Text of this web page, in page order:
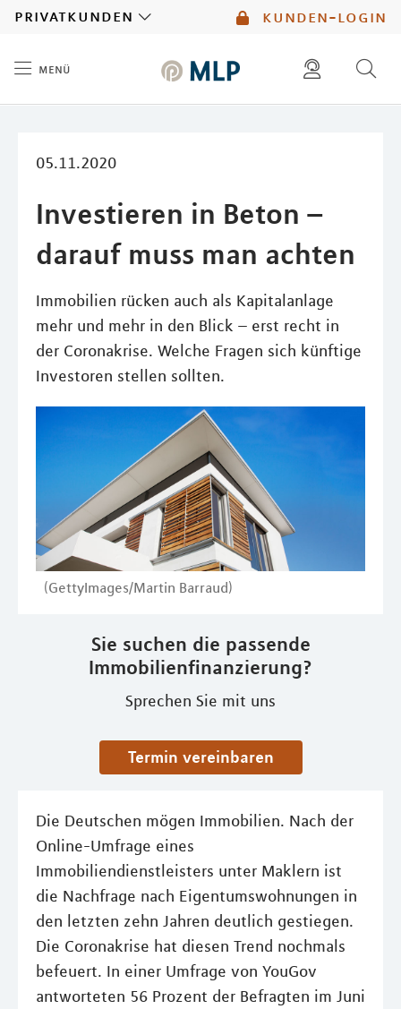
kunden-login
privatkunden
menü
05.11.2020
Investieren in Beton –
darauf muss man achten
Immobilien rücken auch als Kapitalanlage
mehr und mehr in den Blick – erst recht in
der Coronakrise. Welche Fragen sich künftige
Investoren stellen sollten.
(GettyImages/Martin Barraud)
Sie suchen die passende
Immobilienfinanzierung?
Sprechen Sie mit uns
Termin vereinbaren
Die Deutschen mögen Immobilien. Nach der
Online-Umfrage eines
Immobiliendienstleisters unter Maklern ist
die Nachfrage nach Eigentumswohnungen in
den letzten zehn Jahren deutlich gestiegen.
Die Coronakrise hat diesen Trend nochmals
befeuert. In einer Umfrage von YouGov
antworteten 56 Prozent der Befragten im Juni